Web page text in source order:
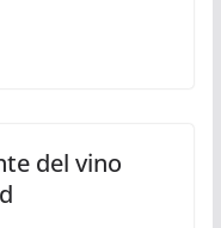
del vino